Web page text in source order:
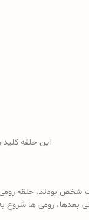
این حلقه کلید طلا
شخص بودند. حلقه رومی
رومی ها شروع